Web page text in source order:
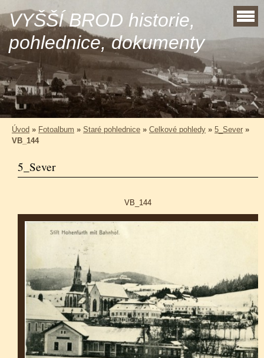
VYŠŠÍ BROD historie,
pohlednice, dokumenty
Úvod » Fotoalbum » Staré pohlednice » Celkové pohledy » 5_Sever »
VB_144
5_Sever
VB_144